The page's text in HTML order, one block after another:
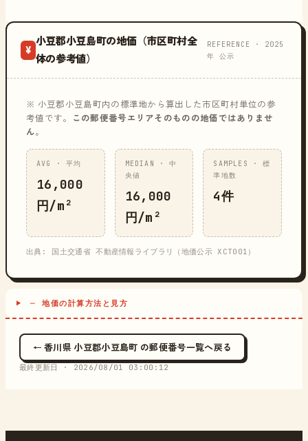
¥
小豆郡小豆島町の地価（市区町村全
体の参考値）
REFERENCE · 2025
年 公示
※ 小豆郡小豆島町内の標準地から算出した市区町村単位の参
考値です。
この郵便番号エリアそのものの地価ではありませ
ん。
AVG · 平均
16,000
円/m²
MEDIAN · 中
央値
16,000
円/m²
SAMPLES · 標
準地数
4件
出典: 国土交通省 不動産情報ライブラリ（地価公示 XCT001）
─ 地価の計算方法と見方
← 香川県 小豆郡小豆島町 の郵便番号一覧へ戻る
最終更新日 · 2026/08/01 03:00:12